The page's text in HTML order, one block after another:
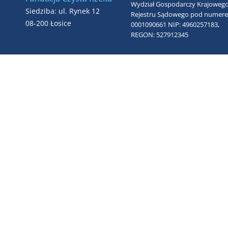
Siedziba: ul. Rynek 12
08-200 Łosice
Wydział Gospodarczy
Rejestru Sądowego pod
0001090661 NIP: 4960257183,
REGON: 527912345